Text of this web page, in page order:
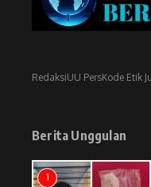
RedaksiUU PersKode Etik
Berita Unggulan
1